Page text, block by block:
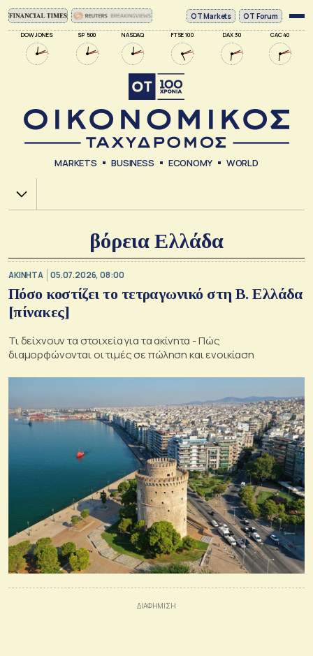
DOW JONES SP 500 NASDAQ FTSE 100 DAX 30 CAC 40
ΟΤ Markets OT Forum
MARKETS BUSINESS ECONOMY WORLD
Χ.Α.
βόρεια Ελλάδα
ΑΚΙΝΗΤΑ 05.07.2026, 08:00
Πόσο κοστίζει το τετραγωνικό στη Β. Ελλάδα
[πίνακες]
Τι δείχνουν τα στοιχεία για τα ακίνητα - Πώς
διαμορφώνονται οι τιμές σε πώληση και ενοικίαση